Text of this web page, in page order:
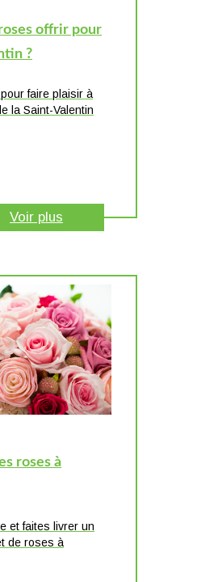
offrir pour
?
faire plaisir à
la Saint-Valentin
Voir plus
roses à
et faites livrer un
de roses à